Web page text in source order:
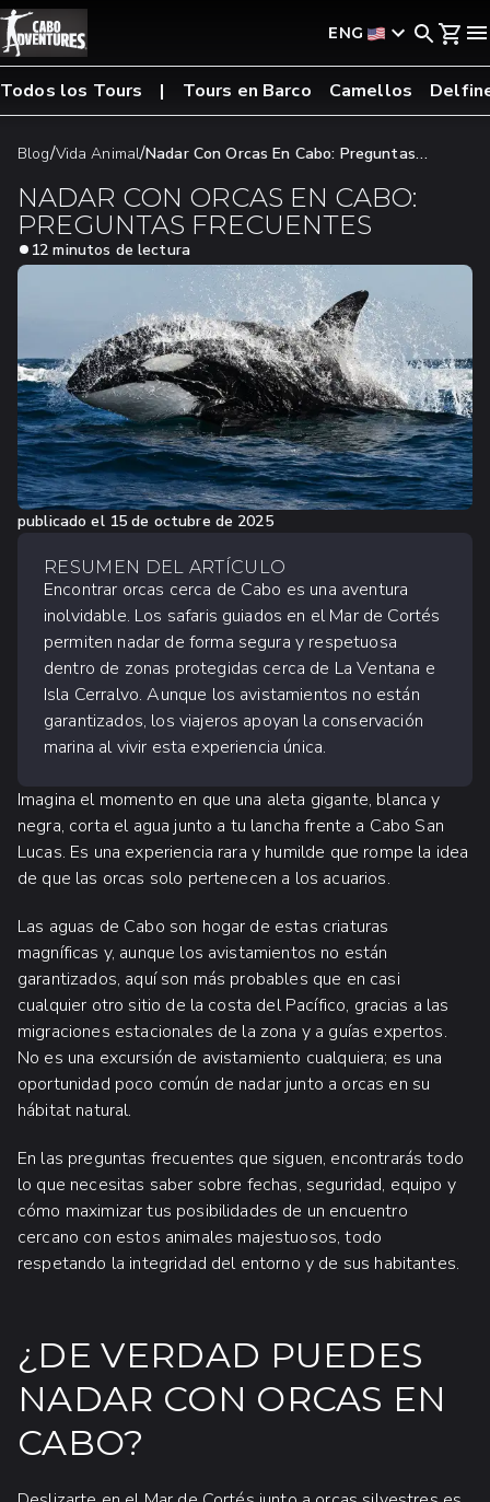
ENG
Todos los Tours Tours en Barco Camellos
Blog/Vida Animal/Nadar Con Orcas En Cabo: Preguntas
NADAR CON ORCAS EN CABO:
PREGUNTAS FRECUENTES
12 minutos de lectura
publicado el 15 de octubre de 2025
RESUMEN DEL ARTÍCULO
Encontrar orcas cerca de Cabo es una aventura
inolvidable. Los safaris guiados en el Mar de Cortés
permiten nadar de forma segura y respetuosa
dentro de zonas protegidas cerca de La Ventana e
Isla Cerralvo. Aunque los avistamientos no están
garantizados, los viajeros apoyan la conservación
marina al vivir esta experiencia única.
Imagina el momento en que una aleta gigante, blanca y
negra, corta el agua junto a tu lancha frente a Cabo San
Lucas. Es una experiencia rara y humilde que rompe la idea
de que las orcas solo pertenecen a los acuarios.
Las aguas de Cabo son hogar de estas criaturas
magníficas y, aunque los avistamientos no están
garantizados, aquí son más probables que en casi
cualquier otro sitio de la costa del Pacífico, gracias a las
migraciones estacionales de la zona y a guías expertos.
No es una excursión de avistamiento cualquiera; es una
oportunidad poco común de nadar junto a orcas en su
hábitat natural.
En las preguntas frecuentes que siguen, encontrarás todo
lo que necesitas saber sobre fechas, seguridad, equipo y
cómo maximizar tus posibilidades de un encuentro
cercano con estos animales majestuosos, todo
respetando la integridad del entorno y de sus habitantes.
¿DE VERDAD PUEDES
NADAR CON ORCAS EN
CABO?